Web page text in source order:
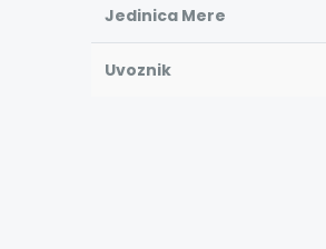
Jedinica Mere
Uvoznik